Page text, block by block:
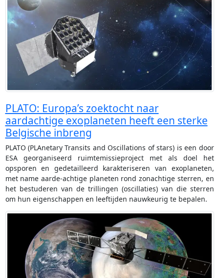
PLATO: Europa’s zoektocht naar
aardachtige exoplaneten heeft een sterke
Belgische inbreng
PLATO (PLAnetary Transits and Oscillations of stars) is een door
ESA georganiseerd ruimtemissieproject met als doel het
opsporen en gedetailleerd karakteriseren van exoplaneten,
met name aarde-achtige planeten rond zonachtige sterren, en
het bestuderen van de trillingen (oscillaties) van die sterren
om hun eigenschappen en leeftijden nauwkeurig te bepalen.